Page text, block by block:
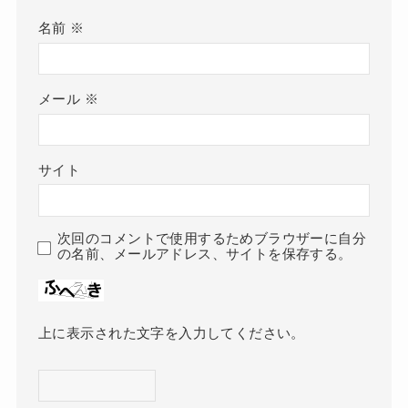
名前 ※
メール ※
サイト
次回のコメントで使用するためブラウザーに自分
の名前、メールアドレス、サイトを保存する。
上に表示された文字を入力してください。